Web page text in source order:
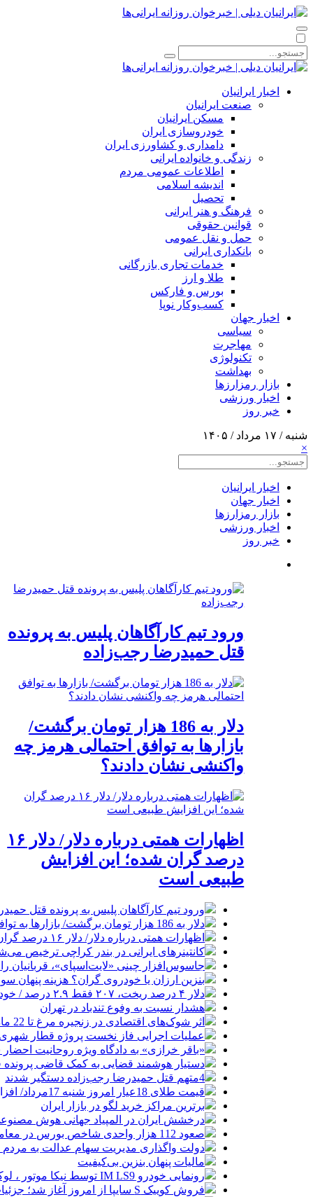
اخبار ایرانیان
صنعت ایرانیان
مسکن ایرانیان
خودروسازی ایران
دامداری و کشاورزی ایران
زندگی و خانواده ایرانی
اطلاعات عمومی مردم
اندیشه اسلامی
تحصیل
فرهنگ و هنر ایرانی
قوانین حقوقی
حمل و نقل عمومی
بانکداری ایرانی
خدمات تجاری بازرگانی
طلا و ارز
بورس و فارکس
کسب‌وکار نوپا
اخبار جهان
سیاسی
مهاجرت
تکنولوژی
بهداشت
بازار رمزارزها
اخبار ورزشی
خبر روز
شنبه / ۱۷ مرداد / ۱۴۰۵
×
اخبار ایرانیان
اخبار جهان
بازار رمزارزها
اخبار ورزشی
خبر روز
ورود تیم کارآگاهان پلیس به پرونده
قتل حمیدرضا رجب‌زاده
دلار به 186 هزار تومان برگشت/
بازارها به توافق احتمالی هرمز چه
واکنشی نشان دادند؟
اظهارات همتی درباره دلار/ دلار ۱۶
درصد گران شده؛ این افزایش
طبیعی است
ورود تیم کارآگاهان پلیس به پرونده قتل
دلار به 186 هزار تومان برگشت/ بازارها به توافق احتمالی هرمز چه واکنشی نشان دادند؟
اظهارات همتی درباره دلار/ دلار ۱۶ درصد گران شده؛ این افزایش طبیعی است
کانتینرهای ایرانی در بندر کراچی ترخیص می‌شود| تخفیف ۸۰ درصدی برای
جاسوس‌افزار چینی «لایت‌اسپای»، قربانیان را در ۱۳ کشور ازجمله آمریکا
بنزین ارزان یا خودروی گران؟ هزینه
دلار ۴ درصد ریخت، ۲۰۷ فقط ۲.۹ درصد / خودرو زیر فشار دلار کوتاه می‌آید؟
هشدار نسبت به وفوع تندباد در تهران
اثر شوک‌های اقتصادی در زنجیره مرغ تا 22 ماه باقی می‌ماند
عملیات اجرایی فاز نخست پروژه قطار
«باقر خرازی» به دادگاه ویژه روحانیت
دستیار هوشمند قضایی به کمک قاضی پرونده
4متهم قتل حمیدرضا رجب‌زاده دستگیر شدند
قیمت طلای 18عیار امروز شنبه 17مرداد/ افزایش قیمت + جدول و جزئیات
برترین مراکز خرید لگو در بازار ایران
درخشش ایران در المپیاد جهانی هوش
صعود 112 هزار واحدی شاخص بورس در معاملات امروز
دولت واگذاری مدیریت سهام عدالت به مردم
مالیات پنهان بنزین بی‌کیفیت
رونمایی خودرو IM LS9 توسط نیکا موتور ، لوکس ترین شاسی بلند EREV در ایران
فروش کوییک S سایپا از امروز آغاز شد؛ جزئیات ثبت‌نام و شرایط